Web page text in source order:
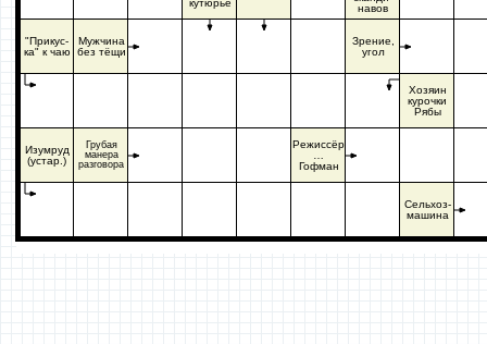
"Прикус-
ка" к чаю
Изумруд
(устар.)
Мужчина
без тёщи
Грубая
манера
разговора
кутюрье
Режиссёр
Гофман
навов
Зрение,
угол
Хозяин
курочки
Рябы
Сельхоз-
машина